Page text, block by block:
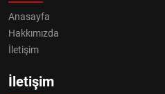
Anasayfa
Hakkımızda
İletişim
İletişim